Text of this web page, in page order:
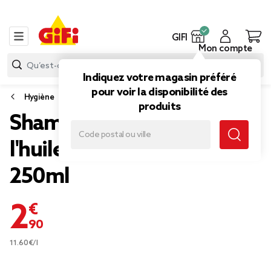
GIFI
Indiquez votre magasin préféré
pour voir la disponibilité des
produits
Mon compte
Hygiène
Shampoing réparateur à
l'huile d'avocat Nature Box
250ml
2,90 €
11.60€/l